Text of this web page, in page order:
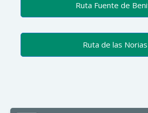
Ruta Fuente de
Ruta de las Norias